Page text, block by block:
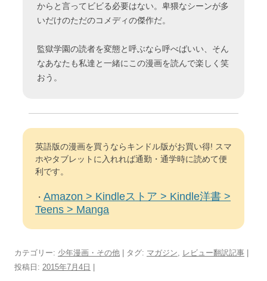
からと言ってビビる必要はない。卑猥なシーンが多
いだけのただのコメディの傑作だ。
監獄学園の読者を変態と呼ぶなら呼べばいい、そん
なあなたも私達と一緒にこの漫画を読んで楽しく笑
おう。
英語版の漫画を買うならキンドル版がお買い得! スマ
ホやタブレットに入れれば通勤・通学時に読めて便
利です。
・ Amazon > Kindleストア > Kindle洋書 >
Teens > Manga
カテゴリー: 少年漫画・その他 | タグ: マガジン, レビュー翻訳記事
投稿日: 2015年7月4日